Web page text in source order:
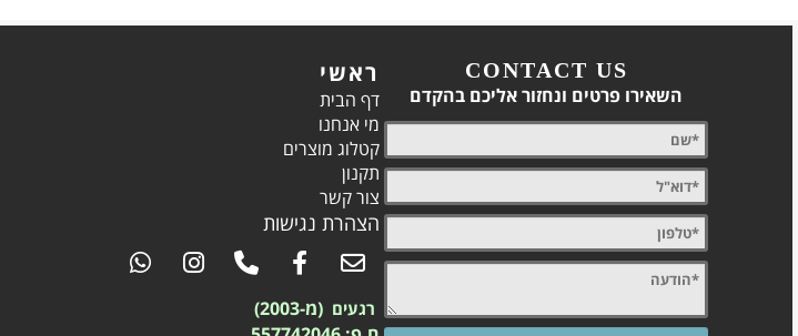
CONTACT US
השאירו פרטים ונחזור אליכם בהקדם
ראשי
דף הבית
מי אנחנו
קטלוג מוצרים
תקנון
צור קשר
הצהרת נגישות
רגעים (מ-2003)